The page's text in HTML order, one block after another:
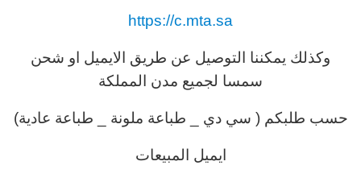
https://c.mta.sa
وكذلك يمكننا التوصيل عن طريق الايميل او شحن
سمسا لجميع مدن المملكة
حسب طلبكم ( سي دي _ طباعة ملونة _ طباعة عادية)
ايميل المبيعات